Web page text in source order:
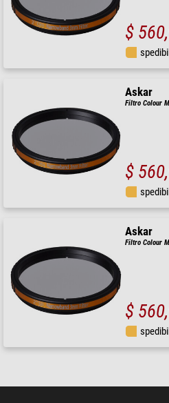
$
Askar
Filtro Colour
$
Askar
Filtro Colour
$